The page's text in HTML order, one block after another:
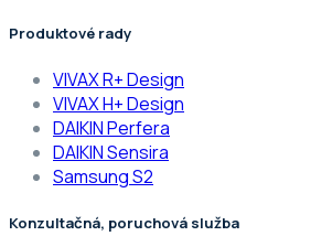
Produktové rady
VIVAX R+ Design
VIVAX H+ Design
DAIKIN Perfera
DAIKIN Sensira
Samsung S2
Konzultačná, poruchová služba